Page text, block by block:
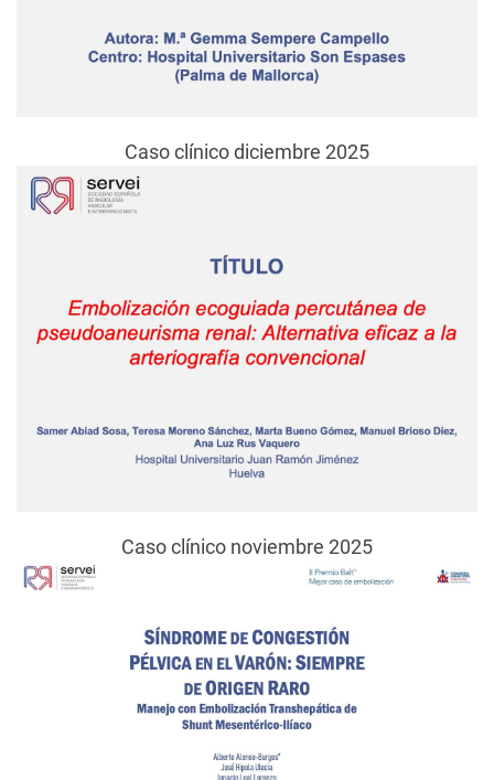
Caso clínico diciembre 2025
Caso clínico noviembre 2025